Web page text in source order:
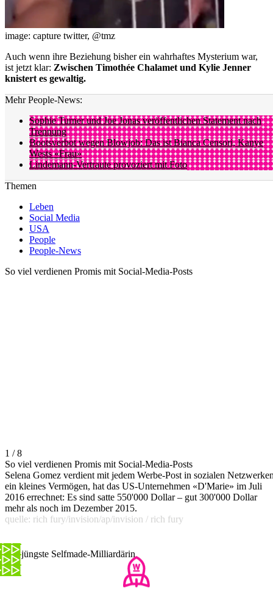
image: capture twitter, @tmz
Auch wenn ihre Beziehung bisher ein wahrhaftes Mysterium war,
ist jetzt klar: Zwischen Timothée Chalamet und Kylie Jenner
knistert es gewaltig.
Mehr People-News:
Sophie Turner und Joe Jonas veröffentlichen Statement nach
Trennung
Bootsverbot wegen Blowjob: Das ist Bianca Censori, Kanye
Wests «Frau»
Lindemann-Vertraute provoziert mit Foto
Themen
Leben
Social Media
USA
People
People-News
So viel verdienen Promis mit Social-Media-Posts
1 / 8
So viel verdienen Promis mit Social-Media-Posts
Selena Gomez verdient mit jedem Werbe-Post in sozialen
ein kleines Vermögen, hat das US-Unternehmen «D'Marie» im Juli
2016 errechnet: Es sind satte 550'000 Dollar – gut 300'000 Dollar
mehr als noch im Dezember 2015.
quelle: rich fury/invision/ap/invision / rich fury
Die jüngste Selfmade-Milliardärin